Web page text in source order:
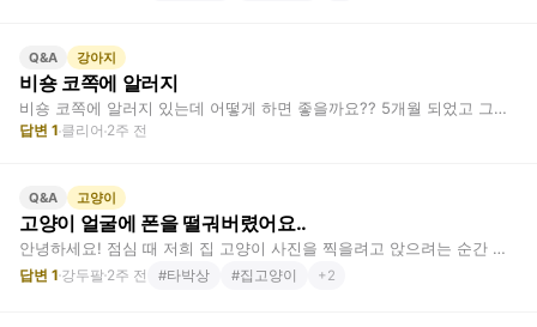
Q&A 강아지
비숑 코쪽에 알러지
비숑 코쪽에 알러지 있는데 어떻게 하면 좋을까요?? 5개월 되었고 그리고 강아지 집을…
답변 1 클리어 2주 전
Q&A 고양이
고양이 얼굴에 폰을 떨궈버렸어요..
안녕하세요! 점심 때 저희 집 고양이 사진을 찍을려고 앉으려는 순간 폰을 떨궈서 고양…
답변 1 강두팔 2주 전 #타박상 #집고양이 + 2